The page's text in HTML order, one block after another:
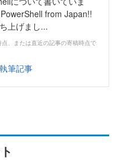
from Japan!!
上げまし...
、または直近の記事の寄稿時点で
筆記事